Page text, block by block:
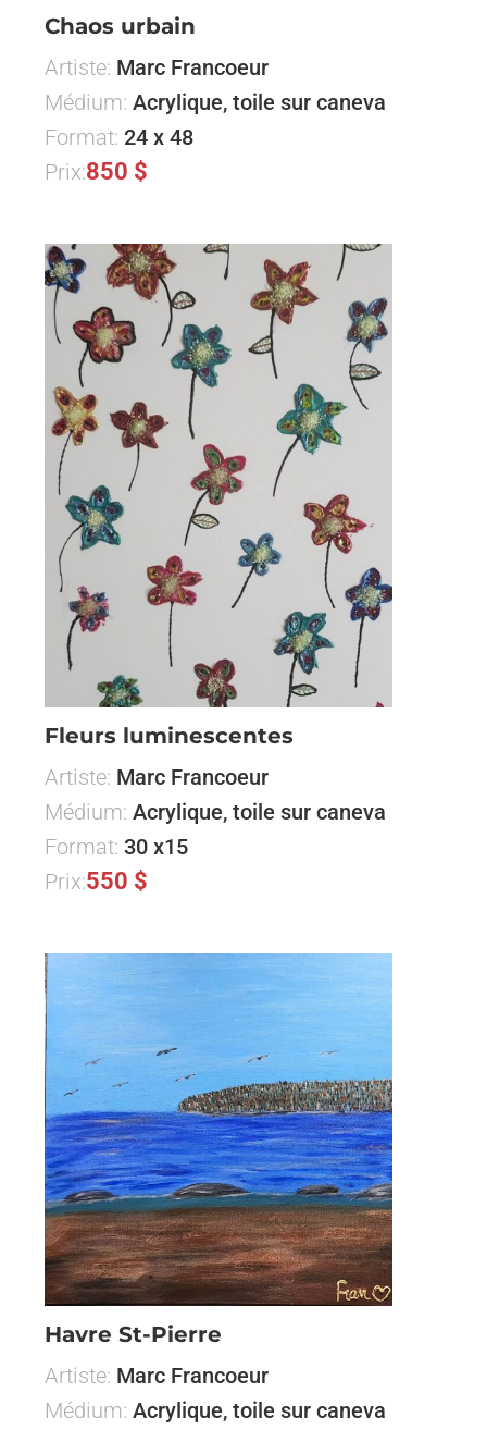
Chaos urbain
Artiste: Marc Francoeur
Médium: Acrylique, toile sur caneva
Format: 24 x 48
Prix:850 $
Fleurs luminescentes
Artiste: Marc Francoeur
Médium: Acrylique, toile sur caneva
Format: 30 x15
Prix:550 $
Havre St-Pierre
Artiste: Marc Francoeur
Médium: Acrylique, toile sur caneva